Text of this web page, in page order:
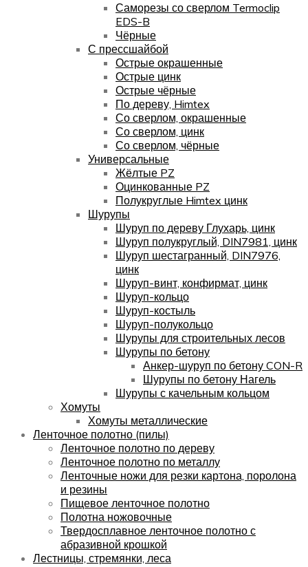
Саморезы со сверлом Termoclip
EDS-B
Чёрные
С прессшайбой
Острые окрашенные
Острые цинк
Острые чёрные
По дереву, Himtex
Со сверлом, окрашенные
Со сверлом, цинк
Со сверлом, чёрные
Универсальные
Жёлтые PZ
Оцинкованные PZ
Полукруглые Himtex цинк
Шурупы
Шуруп по дереву Глухарь, цинк
Шуруп полукруглый, DIN7981, цинк
Шуруп шестагранный, DIN7976,
цинк
Шуруп-винт, конфирмат, цинк
Шуруп-кольцо
Шуруп-костыль
Шуруп-полукольцо
Шурупы для строительных лесов
Шурупы по бетону
Анкер-шуруп по бетону CON-R
Шурупы по бетону Нагель
Шурупы с качельным кольцом
Хомуты
Хомуты металлические
Ленточное полотно (пилы)
Ленточное полотно по дереву
Ленточное полотно по металлу
Ленточные ножи для резки картона, поролона
и резины
Пищевое ленточное полотно
Полотна ножовочные
Твердосплавное ленточное полотно с
абразивной крошкой
Лестницы, стремянки, леса